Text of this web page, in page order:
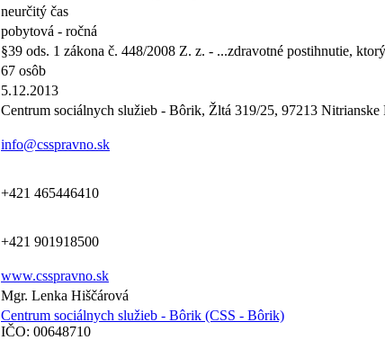
neurčitý čas
pobytová - ročná
§39 ods. 1 zákona č. 448/2008 Z. z. - ...zdravotné postihnutie,
67 osôb
5.12.2013
Centrum sociálnych služieb - Bôrik, Žltá 319/25, 97213 Nitrianske
info@csspravno.sk
+421 465446410
+421 901918500
www.csspravno.sk
Mgr. Lenka Hiščárová
Centrum sociálnych služieb - Bôrik (CSS - Bôrik)
IČO: 00648710